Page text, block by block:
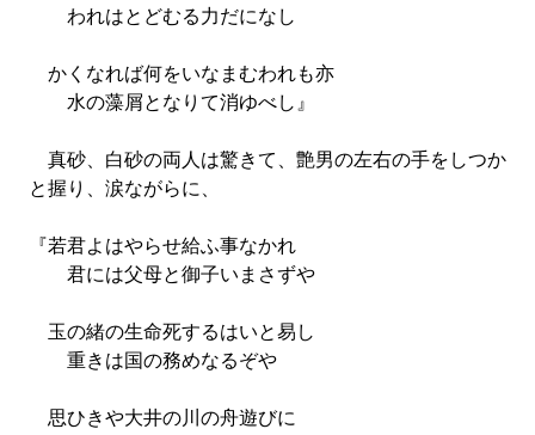
われはとどむる力だになし
かくなれば何をいなまむわれも亦
水の藻屑となりて消ゆべし』
真砂、白砂の両人は驚きて、艶男の左右の手をしつか
と握り、涙ながらに、
『若君よはやらせ給ふ事なかれ
君には父母と御子いまさずや
玉の緒の生命死するはいと易し
重きは国の務めなるぞや
思ひきや大井の川の舟遊びに